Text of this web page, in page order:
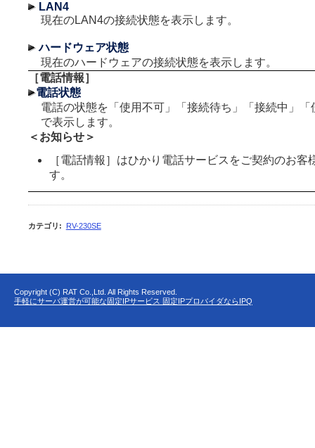
LAN4
現在のLAN4の接続状態を表示します。
ハードウェア状態
現在のハードウェアの接続状態を表示します。
［電話情報］
電話状態
電話の状態を「使用不可」「接続待ち」「接続中」「
で表示します。
＜お知らせ＞
［電話情報］はひかり電話サービスをご契約のお客
す。
カテゴリ : RV-230SE
Copyright (C) RAT Co.,Ltd. All Rights Reserved.
手軽にサーバ運営が可能な固定IPサービス 固定IPプロバイダならIPQ